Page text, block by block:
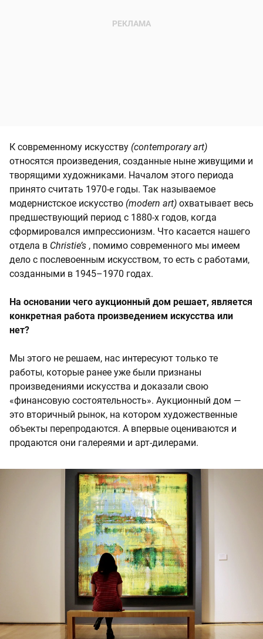
К современному искусству (contemporary art)
относятся произведения, созданные ныне живущими и
творящими художниками. Началом этого периода
принято считать 1970-е годы. Так называемое
модернистское искусство (modern art) охватывает весь
предшествующий период с 1880-х годов, когда
сформировался импрессионизм. Что касается нашего
отдела в Christie’s , помимо современного мы имеем
дело с послевоенным искусством, то есть с работами,
созданными в 1945–1970 годах.
На основании чего аукционный дом решает, является
конкретная работа произведением искусства или
нет?
Мы этого не решаем, нас интересуют только те
работы, которые ранее уже были признаны
произведениями искусства и доказали свою
«финансовую состоятельность». Аукционный дом —
это вторичный рынок, на котором художественные
объекты перепродаются. А впервые оцениваются и
продаются они галереями и арт-дилерами.